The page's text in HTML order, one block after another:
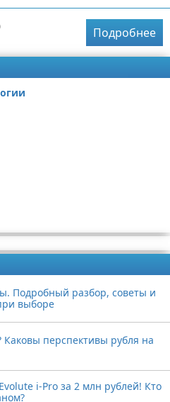
Подробнее
Подробный разбор, советы и
выборе
Каковы перспективы рубля на
i-Pro за 2 млн рублей! Кто